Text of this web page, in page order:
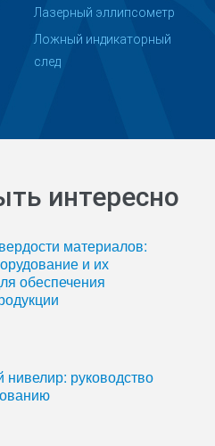
Лазерный эллипсометр
Ложный индикаторный
след
интересно
материалов:
и их
обеспечения
нивелир: руководство